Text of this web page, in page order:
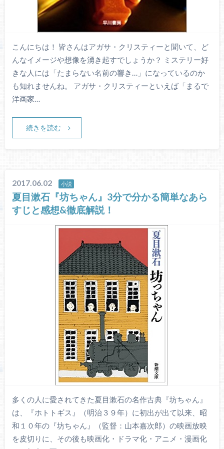
こんにちは！ 皆さんはアガサ・クリスティーと聞いて、ど
んなイメージや想像を湧き起すでしょうか？ ミステリー好
きな人には「たまらない名前の響き…」になっているのか
も知れませんね。 アガサ・クリスティーといえば「まるで
洋画家…
続きを読む
2017.06.02 小説
夏目漱石『坊ちゃん』3分で分かる簡単なあら
すじと感想&徹底解説！
多くの人に愛されてきた夏目漱石の名作古典『坊ちゃん』
は、『ホトトギス』（明治３９年）に初出が出て以来、昭
和１０年の『坊ちゃん』（監督：山本嘉次郎）の映画放映
を皮切りに、その後も映画化・ドラマ化・アニメ・漫画化